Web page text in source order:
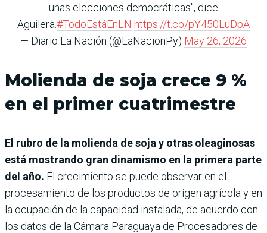
unas elecciones democráticas", dice
Aguilera.#TodoEstáEnLN https://t.co/pY450LuDpA
— Diario La Nación (@LaNacionPy) May 26, 2026
Molienda de soja crece 9 %
en el primer cuatrimestre
El rubro de la molienda de soja y otras oleaginosas
está mostrando gran dinamismo en la primera parte
del año. El crecimiento se puede observar en el
procesamiento de los productos de origen agrícola y en
la ocupación de la capacidad instalada, de acuerdo con
los datos de la Cámara Paraguaya de Procesadores de